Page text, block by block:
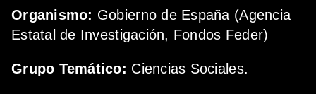
Organismo: Gobierno de España (Agencia
Estatal de Investigación, Fondos Feder)
Grupo Temático: Ciencias Sociales.